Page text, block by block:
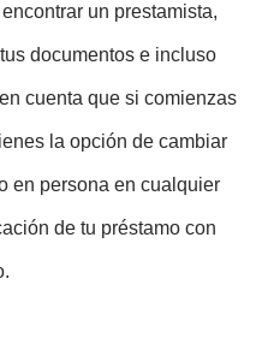
un prestamista,
documentos e incluso
cuenta que si comienzas
la opción de cambiar
en persona en cualquier
de tu préstamo con